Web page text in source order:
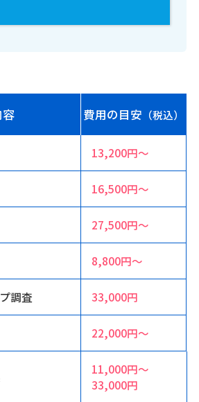
費用の目安 （税込）
13,200円〜
16,500円〜
27,500円〜
8,800円〜
調査 33,000円
22,000円〜
11,000円〜
33,000円